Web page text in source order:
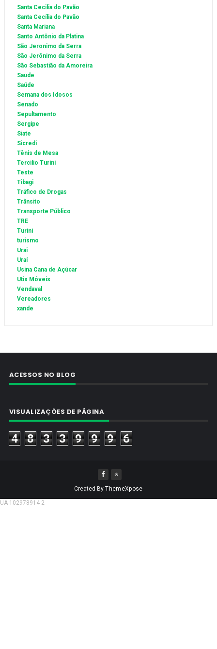
Santa Cecilia do Pavão
Santa Cecília do Pavão
Santa Mariana
Santo Antônio da Platina
São Jeronimo da Serra
São Jerônimo da Serra
São Sebastião da Amoreira
Saude
Saúde
Semana dos Idosos
Senado
Sepultamento
Sergipe
Siate
Sicredi
Tênis de Mesa
Tercilio Turini
Teste
Tibagi
Tráfico de Drogas
Trânsito
Transporte Público
TRE
Turini
turismo
Urai
Uraí
Usina Cana de Açúcar
Utis Móveis
Vendaval
Vereadores
xande
ACESSOS NO BLOG
VISUALIZAÇÕES DE PÁGINA
4 8 3 3 9 9 9 6
Created ByThemeXpose
UA-102978914-2